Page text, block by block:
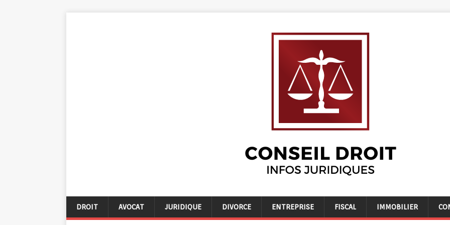
DROIT AVOCAT JURIDIQUE DIVORCE ENTREPRISE FISCAL IMMOBILIER